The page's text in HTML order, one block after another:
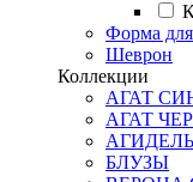
Форма
Шеврон
Коллекции
АГАТ
АГАТ
БЛУЗЫ